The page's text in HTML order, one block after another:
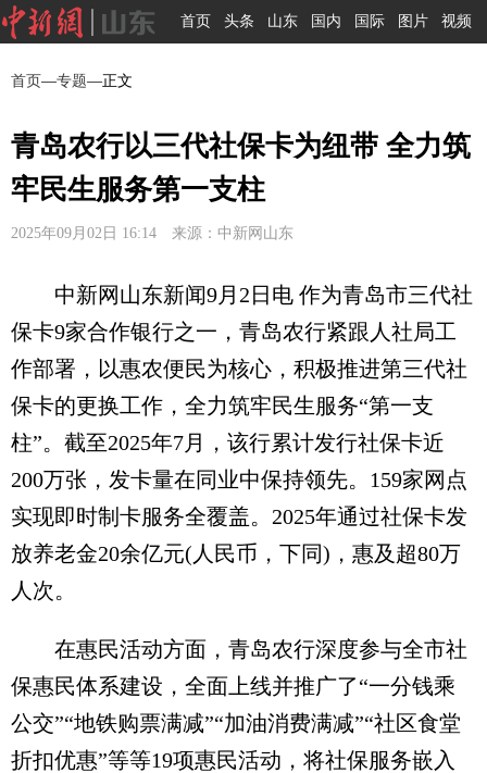
首页 头条 山东 国内 国际 图片 视频
首页—专题—正文
青岛农行以三代社保卡为纽带 全力筑
牢民生服务第一支柱
2025年09月02日 16:14 来源：中新网山东
中新网山东新闻9月2日电 作为青岛市三代社
保卡9家合作银行之一，青岛农行紧跟人社局工
作部署，以惠农便民为核心，积极推进第三代社
保卡的更换工作，全力筑牢民生服务“第一支
柱”。截至2025年7月，该行累计发行社保卡近
200万张，发卡量在同业中保持领先。159家网点
实现即时制卡服务全覆盖。2025年通过社保卡发
放养老金20余亿元(人民币，下同)，惠及超80万
人次。
在惠民活动方面，青岛农行深度参与全市社
保惠民体系建设，全面上线并推广了“一分钱乘
公交”“地铁购票满减”“加油消费满减”“社区食堂
折扣优惠”等等19项惠民活动，将社保服务嵌入